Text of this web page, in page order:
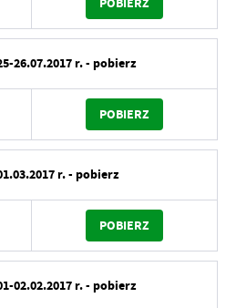
26.07.2017 r. - pobierz
POBIERZ
r. - pobierz
POBIERZ
02.02.2017 r. - pobierz